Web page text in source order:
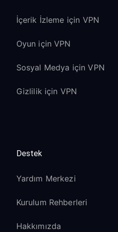
İçerik İzleme için VPN
Oyun için VPN
Sosyal Medya için VPN
Gizlilik için VPN
Destek
Yardım Merkezi
Kurulum Rehberleri
Hakkımızda